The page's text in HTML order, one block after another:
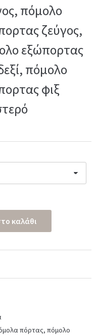
πόμολο
ζεύγος,
εξώπορτας
πόμολο
φιξ
καλάθι
πόρτας, πόμολο